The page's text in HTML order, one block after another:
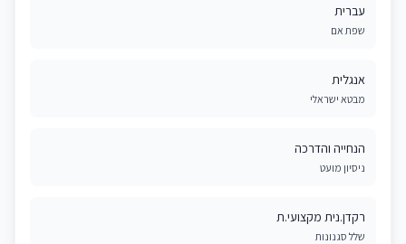
עברית
שפת אם
אנגלית
מבטא ישראלי
הנחייה והדרכה
ניסיון מועט
רקדן.נית מקצועי.ת
שלל סגנונות